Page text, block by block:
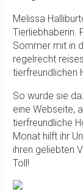
Melissa
Tierliebhaberin.
Sommer mit in
regelrecht
tierfreundlichen
So wurde sie
eine Webseite,
tierfreundliche
Monat hilft ihr
ihren geliebten
Toll!